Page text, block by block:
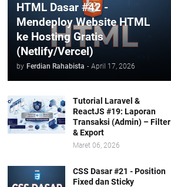
HTML Dasar #42 -
Mendeploy Website HTML
ke Hosting Gratis
(Netlify/Vercel)
by Ferdian Rahabista - April 17, 2026
Tutorial Laravel &
ReactJS #19: Laporan
Transaksi (Admin) – Filter
& Export
Maret 06, 2026
CSS Dasar #21 - Position
Fixed dan Sticky